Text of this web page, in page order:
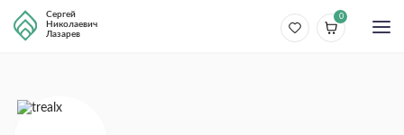
Сергей
Николаевич
Лазарев
0